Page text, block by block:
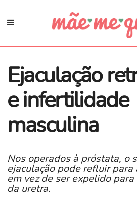
​Ejaculação
e infertilidade
masculina
Nos operados à próstata, o
ejaculação pode refluir para
em vez de ser expelido
da uretra.